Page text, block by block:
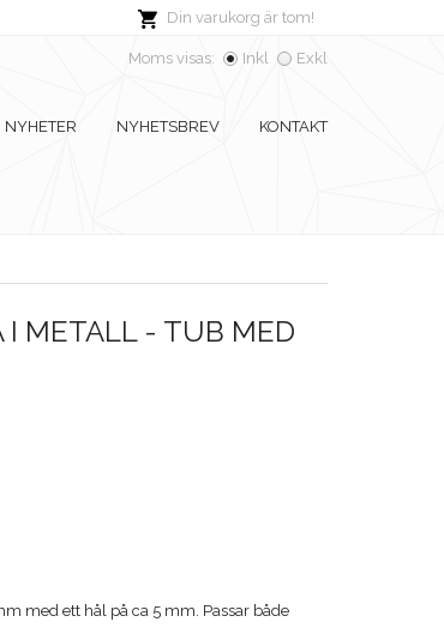
Din varukorg är tom!
Moms visas: Inkl Exkl
NYHETER NYHETSBREV KONTAKT
I METALL - TUB MED
med ett hål på ca 5 mm. Passar både